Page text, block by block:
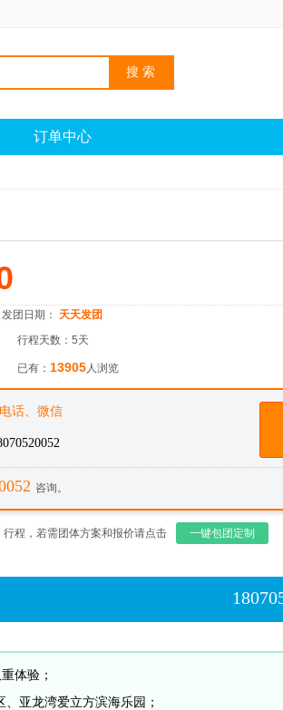
订单中心
发团日期：
天天发团
行程天数：5天
已有： 13905人浏览
话、微信
咨询。
行程，若需团体方案和报价请点击 一键包团定制
体验；
亚龙湾爱立方滨海乐园；